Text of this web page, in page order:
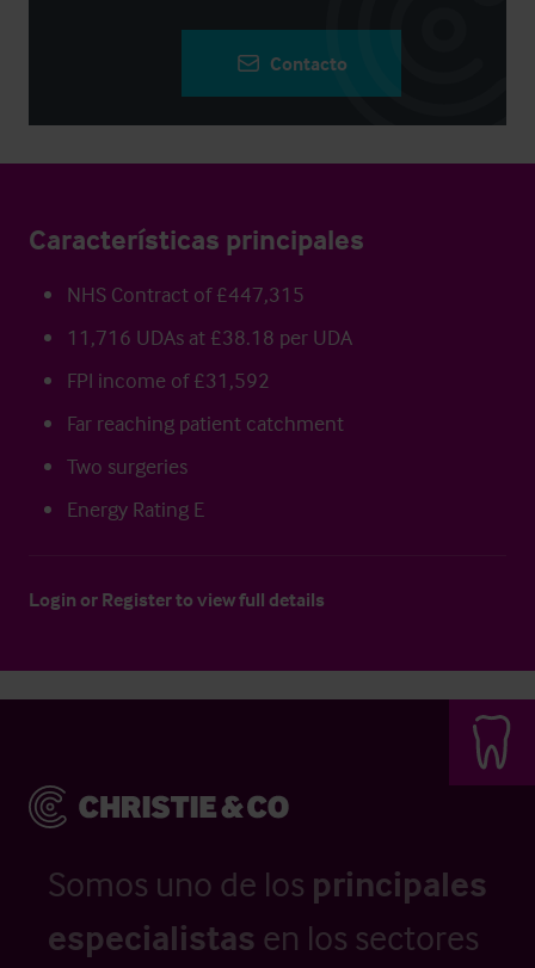
Contacto
Características principales
NHS Contract of £447,315
11,716 UDAs at £38.18 per UDA
FPI income of £31,592
Far reaching patient catchment
Two surgeries
Energy Rating E
Login or Registerto view full details
Somos uno de los principales
especialistas en los sectores